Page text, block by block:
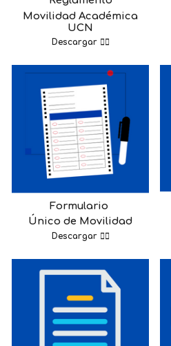
Movilidad Académica
UCN
Descargar ☝🏼
Formulario
Único de Movilidad
Descargar ☝🏼